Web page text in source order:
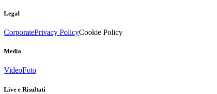
Legal
CorporatePrivacy PolicyCookie Policy
Media
VideoFoto
Live e Risultati